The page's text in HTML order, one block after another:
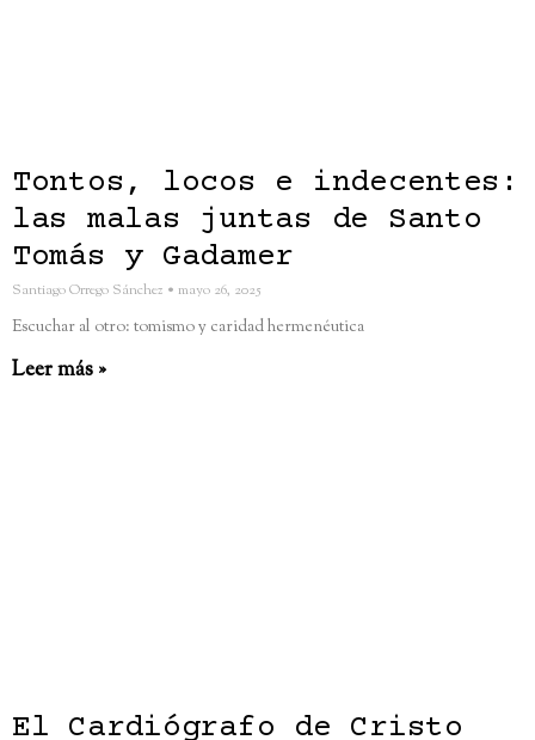
Tontos, locos e indecentes:
las malas juntas de Santo
Tomás y Gadamer
Santiago Orrego Sánchez mayo 26, 2025
Escuchar al otro: tomismo y caridad hermenéutica
Leer más »
El Cardiógrafo de Cristo